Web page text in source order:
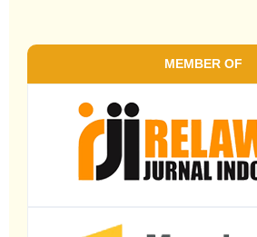
MEMBER OF